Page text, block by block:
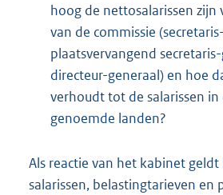
hoog de nettosalarissen zijn
van de commissie
plaatsvervangend
directeur-generaal) en hoe
verhoudt tot de salarissen
genoemde landen?
Als reactie van het kabinet
salarissen, belastingtarieven en